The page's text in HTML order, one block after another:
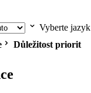
Vyberte jazyk
Důležitost priorit